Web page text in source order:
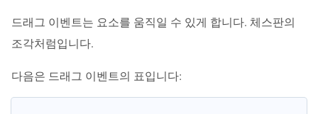
드래그 이벤트는 요소를 움직일 수 있게 합니다. 체스판의
조각처럼입니다.
다음은 드래그 이벤트의 표입니다: